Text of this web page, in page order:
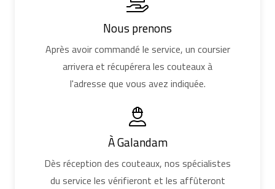
Nous prenons
Après avoir commandé le service, un coursier
arrivera et récupérera les couteaux à
l'adresse que vous avez indiquée.
À Galandam
Dès réception des couteaux, nos spécialistes
du service les vérifieront et les affûteront